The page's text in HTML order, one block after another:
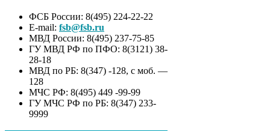
ФСБ России: 8(495) 224-22-22
E-mail: fsb@fsb.ru
МВД России: 8(495) 237-75-85
ГУ МВД РФ по ПФО: 8(3121) 38-
28-18
МВД по РБ: 8(347) -128, с моб. —
128
МЧС РФ: 8(495) 449 -99-99
ГУ МЧС РФ по РБ: 8(347) 233-
9999